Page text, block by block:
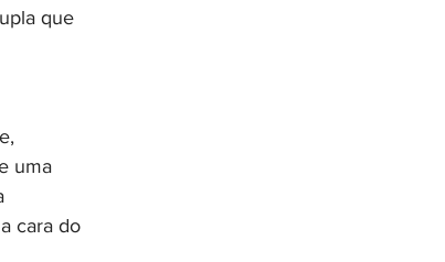
que
uma
cara do